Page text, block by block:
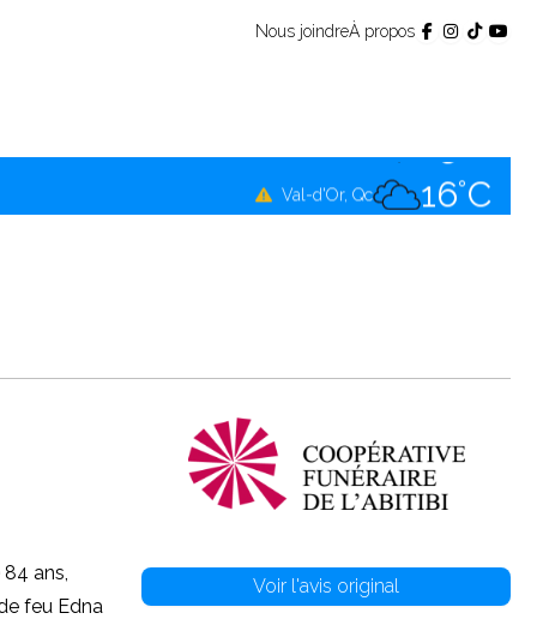
Nous joindreÀ propos
Val-d'Or, Qc 16°C
ans,
feu Edna
Voir l'avis original